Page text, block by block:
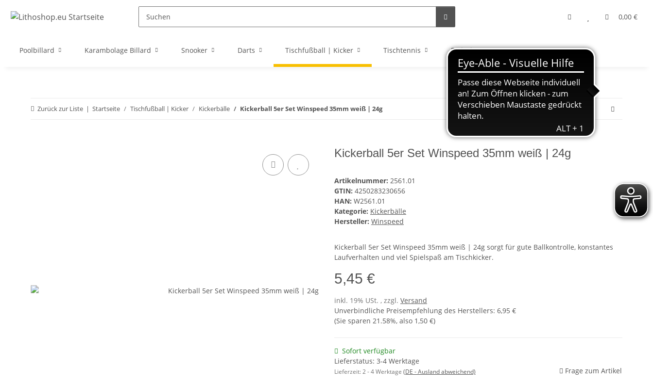
0,00 €
Poolbillard Karambolage Billard Snooker Darts Tischfußball | Kicker Tischtennis Freizeit
Zurück zur Liste Startseite Tischfußball | Kicker Kickerbälle Kickerball 5er Set Winspeed 35mm weiß | 24g
Kickerball 5er Set Winspeed 35mm weiß | 24g
Artikelnummer: 2561.01
GTIN: 4250283230656
HAN: W2561.01
Kategorie: Kickerbälle
Hersteller: Winspeed
Kickerball 5er Set Winspeed 35mm weiß | 24g sorgt für gute Ballkontrolle, konstantes
Laufverhalten und viel Spielspaß am Tischkicker.
5,45 €
inkl. 19% USt. , zzgl. Versand
Unverbindliche Preisempfehlung des Herstellers: 6,95 €
(Sie sparen 21.58%, also 1,50 €)
Sofort verfügbar
Lieferstatus: 3-4 Werktage
Lieferzeit:2 - 4 Werktage (DE - Ausland abweichend) Frage zum Artikel